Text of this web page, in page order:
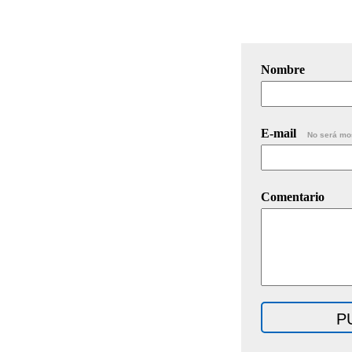
Nombre
E-mail No será
Comentario